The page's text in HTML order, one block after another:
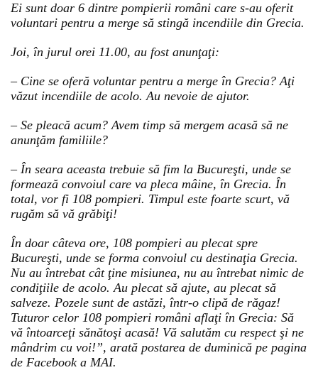
Ei sunt doar 6 dintre pompierii români care s-au oferit
voluntari pentru a merge să stingă incendiile din Grecia.
Joi, în jurul orei 11.00, au fost anunţaţi:
– Cine se oferă voluntar pentru a merge în Grecia? Aţi
văzut incendiile de acolo. Au nevoie de ajutor.
– Se pleacă acum? Avem timp să mergem acasă să ne
anunţăm familiile?
– În seara aceasta trebuie să fim la Bucureşti, unde se
formează convoiul care va pleca mâine, în Grecia. În
total, vor fi 108 pompieri. Timpul este foarte scurt, vă
rugăm să vă grăbiţi!
În doar câteva ore, 108 pompieri au plecat spre
Bucureşti, unde se forma convoiul cu destinaţia Grecia.
Nu au întrebat cât ţine misiunea, nu au întrebat nimic de
condiţiile de acolo. Au plecat să ajute, au plecat să
salveze. Pozele sunt de astăzi, într-o clipă de răgaz!
Tuturor celor 108 pompieri români aflaţi în Grecia: Să
vă întoarceţi sănătoşi acasă! Vă salutăm cu respect şi ne
mândrim cu voi!”, arată postarea de duminică pe pagina
de Facebook a MAI.